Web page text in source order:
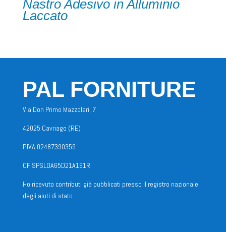
Nastro Adesivo in Alluminio
Laccato
PAL FORNITURE
Via Don Primo Mazzolari, 7
42025 Cavriago (RE)
P.IVA 02487390359
CF:SPSLDA65D21A191R
Ho ricevuto contributi già pubblicati presso il registro nazionale
degli aiuti di stato